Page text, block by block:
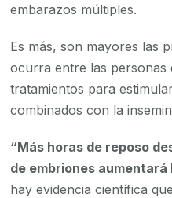
embarazos múltiples.
Es más, son mayores las
ocurra entre las personas
tratamientos para
combinados con la
“Más horas de reposo
de embriones aumentará
hay evidencia científica